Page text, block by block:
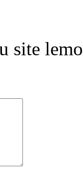
site